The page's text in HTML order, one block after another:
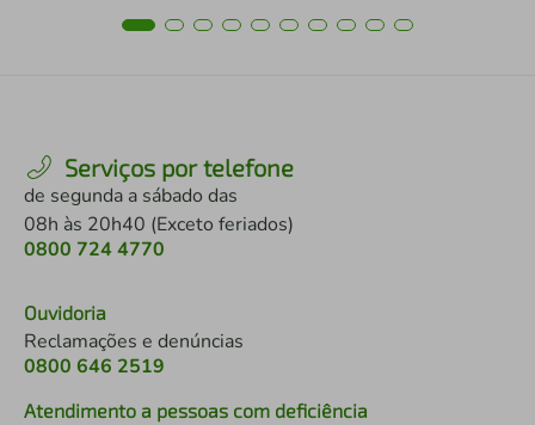
Serviços por telefone
de segunda a sábado das
08h às 20h40 (Exceto feriados)
0800 724 4770
Ouvidoria
Reclamações e denúncias
0800 646 2519
Atendimento a pessoas com deficiência